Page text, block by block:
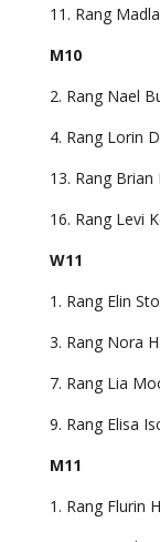
11. Rang
M10
2. Rang Nael
4. Rang Lorin
13. Rang Brian
16. Rang Levi
W11
1. Rang Elin
3. Rang Nora
7. Rang Lia
9. Rang Elisa
M11
1. Rang Flurin